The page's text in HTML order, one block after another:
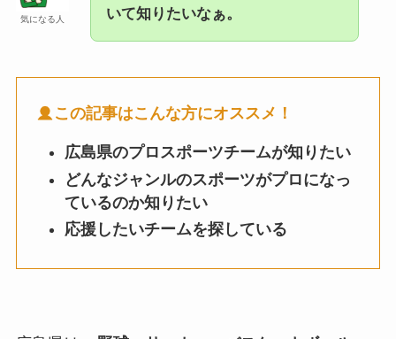
気になる人
いて知りたいなぁ。
この記事はこんな方にオススメ！
広島県のプロスポーツチームが知りたい
どんなジャンルのスポーツがプロになっ
ているのか知りたい
応援したいチームを探している